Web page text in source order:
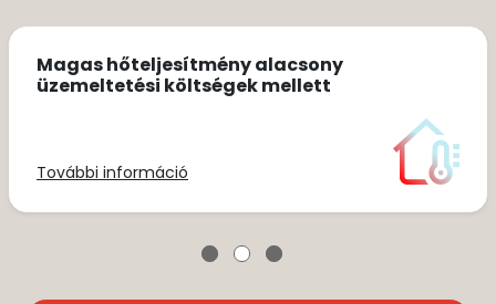
Magas hőteljesítmény alacsony
üzemeltetési költségek mellett
További információ